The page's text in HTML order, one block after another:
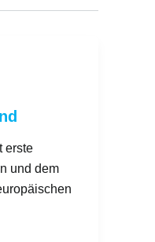
erste
und dem